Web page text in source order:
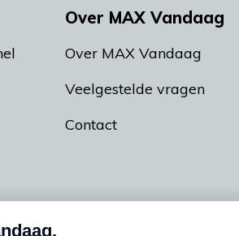
Over MAX Vandaag
Over MAX Vandaag
Veelgestelde vragen
Contact